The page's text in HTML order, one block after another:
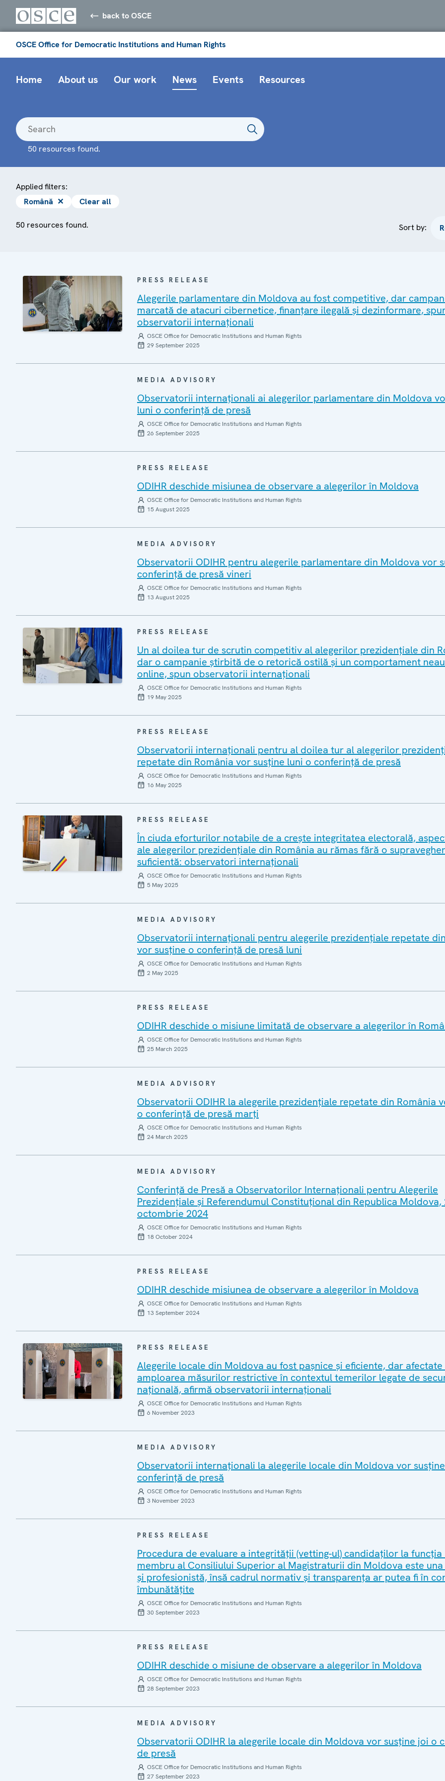
back to OSCE
OSCE Office for Democratic Institutions and Human Rights
Home About us Our work News Events Resources
50 resources found.
Applied filters:
Română ✕ Clear all
50 resources found. Sort by:
PRESS RELEASE
Alegerile parlamentare din Moldova au fost competitive, dar
marcată de atacuri cibernetice, finanțare ilegală și dezinformare,
observatorii internaționali
OSCE Office for Democratic Institutions and Human Rights
29 September 2025
MEDIA ADVISORY
Observatorii internaționali ai alegerilor parlamentare din Moldova
luni o conferință de presă
OSCE Office for Democratic Institutions and Human Rights
26 September 2025
PRESS RELEASE
ODIHR deschide misiunea de observare a alegerilor în Moldova
OSCE Office for Democratic Institutions and Human Rights
15 August 2025
MEDIA ADVISORY
Observatorii ODIHR pentru alegerile parlamentare din Moldova vor
conferință de presă vineri
OSCE Office for Democratic Institutions and Human Rights
13 August 2025
PRESS RELEASE
Un al doilea tur de scrutin competitiv al alegerilor prezidențiale din
dar o campanie știrbită de o retorică ostilă și un comportament
online, spun observatorii internaționali
OSCE Office for Democratic Institutions and Human Rights
19 May 2025
PRESS RELEASE
Observatorii internaționali pentru al doilea tur al alegerilor
repetate din România vor susține luni o conferință de presă
OSCE Office for Democratic Institutions and Human Rights
16 May 2025
PRESS RELEASE
În ciuda eforturilor notabile de a crește integritatea electorală,
ale alegerilor prezidențiale din România au rămas fără o
suficientă: observatori internaționali
OSCE Office for Democratic Institutions and Human Rights
5 May 2025
MEDIA ADVISORY
Observatorii internaționali pentru alegerile prezidențiale repetate
vor susține o conferință de presă luni
OSCE Office for Democratic Institutions and Human Rights
2 May 2025
PRESS RELEASE
ODIHR deschide o misiune limitată de observare a alegerilor în
OSCE Office for Democratic Institutions and Human Rights
25 March 2025
MEDIA ADVISORY
Observatorii ODIHR la alegerile prezidențiale repetate din România
o conferință de presă marți
OSCE Office for Democratic Institutions and Human Rights
24 March 2025
MEDIA ADVISORY
Conferință de Presă a Observatorilor Internaționali pentru Alegerile
Prezidențiale și Referendumul Constituțional din Republica Moldova,
octombrie 2024
OSCE Office for Democratic Institutions and Human Rights
18 October 2024
PRESS RELEASE
ODIHR deschide misiunea de observare a alegerilor în Moldova
OSCE Office for Democratic Institutions and Human Rights
13 September 2024
PRESS RELEASE
Alegerile locale din Moldova au fost pașnice și eficiente, dar afectate
amploarea măsurilor restrictive în contextul temerilor legate de
națională, afirmă observatorii internaționali
OSCE Office for Democratic Institutions and Human Rights
6 November 2023
MEDIA ADVISORY
Observatorii internaționali la alegerile locale din Moldova vor
conferință de presă
OSCE Office for Democratic Institutions and Human Rights
3 November 2023
PRESS RELEASE
Procedura de evaluare a integrității (vetting-ul) candidaților la funcția
membru al Consiliului Superior al Magistraturii din Moldova este
și profesionistă, însă cadrul normativ și transparența ar putea fi în
îmbunătățite
OSCE Office for Democratic Institutions and Human Rights
30 September 2023
PRESS RELEASE
ODIHR deschide o misiune de observare a alegerilor în Moldova
OSCE Office for Democratic Institutions and Human Rights
28 September 2023
MEDIA ADVISORY
Observatorii ODIHR la alegerile locale din Moldova vor susține joi o
de presă
OSCE Office for Democratic Institutions and Human Rights
27 September 2023